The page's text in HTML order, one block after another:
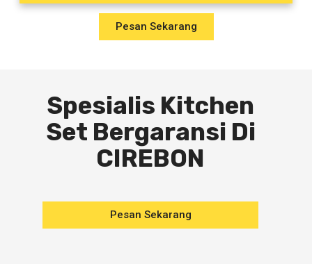
Pesan Sekarang
Spesialis Kitchen
Set Bergaransi Di
CIREBON
Pesan Sekarang